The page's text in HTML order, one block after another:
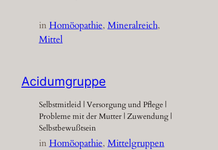
inHomöopathie, Mineralreich
Mittel
Acidumgruppe
Selbstmitleid | Versorgung und Pflege |
Probleme mit der Mutter | Zuwendung |
Selbstbewußtsein
inHomöopathie, Mittelgruppen